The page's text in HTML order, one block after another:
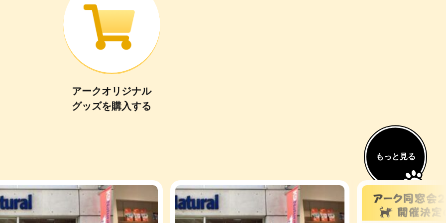
アークオリジナル
グッズを購入する
もっと見る